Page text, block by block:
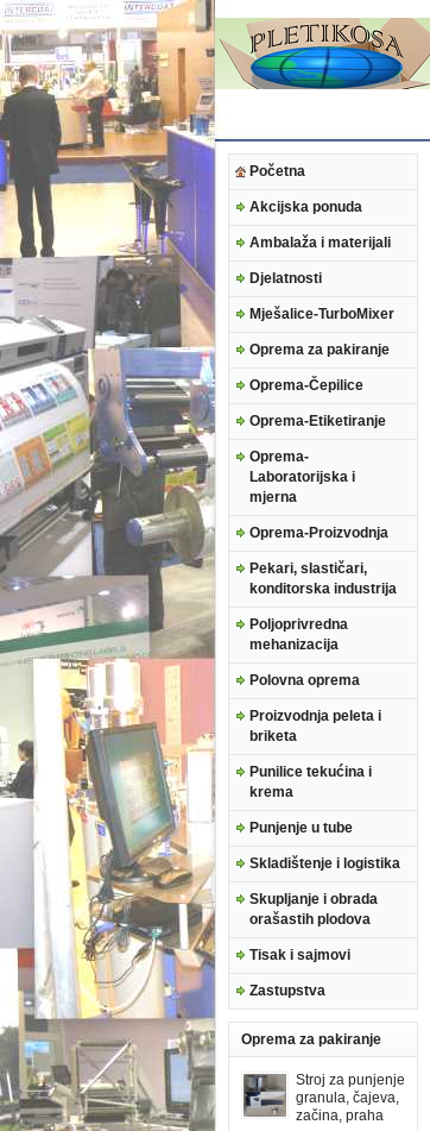
Početna
Akcijska ponuda
Ambalaža i materijali
Djelatnosti
Mješalice-TurboMixer
Oprema za pakiranje
Oprema-Čepilice
Oprema-Etiketiranje
Oprema-
Laboratorijska i
mjerna
Oprema-Proizvodnja
Pekari, slastičari,
konditorska industrija
Poljoprivredna
mehanizacija
Polovna oprema
Proizvodnja peleta i
briketa
Punilice tekućina i
krema
Punjenje u tube
Skladištenje i logistika
Skupljanje i obrada
orašastih plodova
Tisak i sajmovi
Zastupstva
Oprema za pakiranje
Stroj za punjenje
granula, čajeva,
začina, praha